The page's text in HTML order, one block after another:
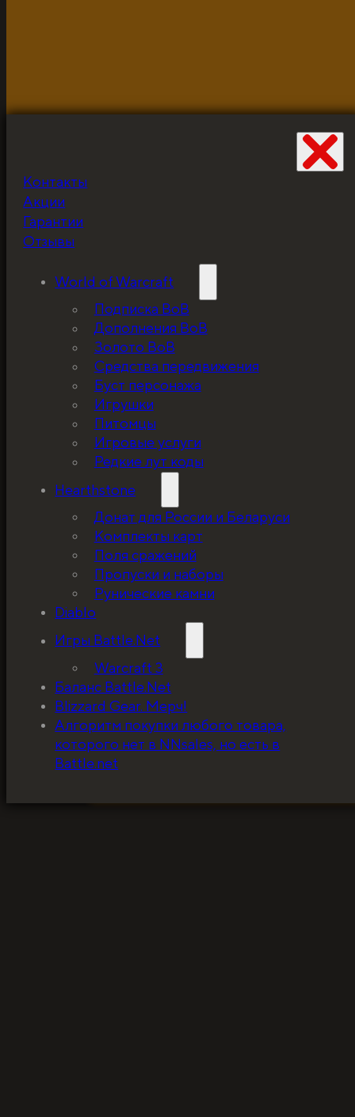
Контакты
Акции
Гарантии
Отзывы
World of Warcraft
Подписка ВоВ
Дополнения ВоВ
Золото ВоВ
Средства передвижения
Буст персонажа
Игрушки
Питомцы
Игровые услуги
Редкие лут коды
Hearthstone
Донат для России и Беларуси
Комплекты карт
Поля сражений
Пропуски и наборы
Рунические камни
Diablo
Игры Battle.Net
Warcraft 3
Баланс Battle.Net
Blizzard Gear. Мерч!
Алгоритм покупки любого товара,
которого нет в NNsales, но есть в
Battle.net
5%, на весь ассортимент. Я хочу, чтобы
покупатель мог оценивать меня по
за ценники!